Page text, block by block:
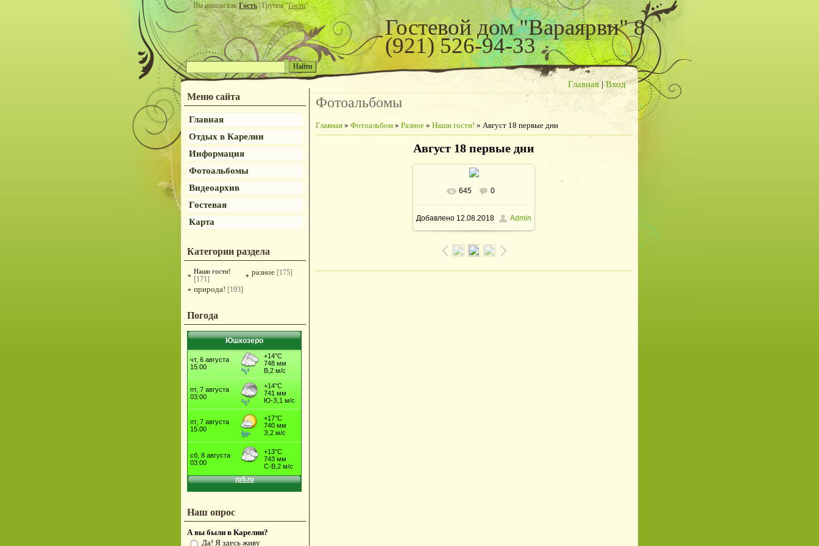
Вы вошли какГость| Группа "Гости"
Гостевой дом "Вараярви" 8
(921) 526-94-33
Главная |Вход
Меню сайта
Главная
Отдых в Карелии
Информация
Фотоальбомы
Видеоархив
Гостевая
Карта
Категории раздела
Наши гости!
[171]
разное [175]
природа! [193]
Погода
Юшкозеро
Наш опрос
А вы были в Карелии?
Да! Я здесь живу
Фотоальбомы
Главная » Фотоальбом » Разное » Наши гости! » Август 18 первые дни
Август 18 первые дни
В реальном размере
780x1040/ 122.8Kb
645 0
Добавлено 12.08.2018 Admin